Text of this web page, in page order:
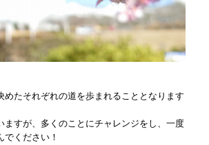
めたそれぞれの道を歩まれることとなります
ますが、多くのことにチャレンジをし、一度
でください！